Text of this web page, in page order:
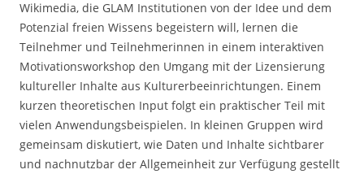
Wikimedia, die GLAM Institutionen von der Idee und dem
Potenzial freien Wissens begeistern will, lernen die
Teilnehmer und Teilnehmerinnen in einem interaktiven
Motivationsworkshop den Umgang mit der Lizensierung
kultureller Inhalte aus Kulturerbeeinrichtungen. Einem
kurzen theoretischen Input folgt ein praktischer Teil mit
vielen Anwendungsbeispielen. In kleinen Gruppen wird
gemeinsam diskutiert, wie Daten und Inhalte sichtbarer
und nachnutzbar der Allgemeinheit zur Verfügung gestellt